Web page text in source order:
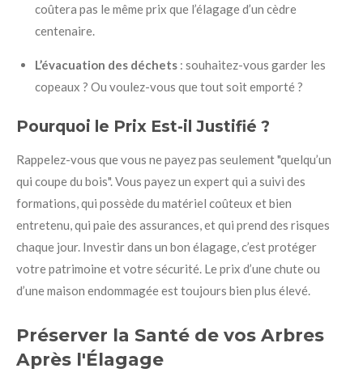
coûtera pas le même prix que l’élagage d’un cèdre
centenaire.
L’évacuation des déchets: souhaitez-vous garder les
copeaux ? Ou voulez-vous que tout soit emporté ?
Pourquoi le Prix Est-il Justifié ?
Rappelez-vous que vous ne payez pas seulement "quelqu’un
qui coupe du bois". Vous payez un expert qui a suivi des
formations, qui possède du matériel coûteux et bien
entretenu, qui paie des assurances, et qui prend des risques
chaque jour. Investir dans un bon élagage, c’est protéger
votre patrimoine et votre sécurité. Le prix d’une chute ou
d’une maison endommagée est toujours bien plus élevé.
Préserver la Santé de vos Arbres
Après l'Élagage